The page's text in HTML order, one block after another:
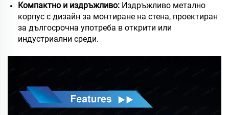
Компактно и издръжливо: Издръжливо метално
корпус с дизайн за монтиране на стена, проектиран
за дългосрочна употреба в открити или
индустриални среди.